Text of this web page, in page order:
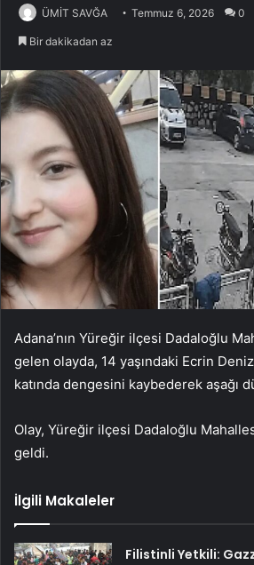
ÜMİT SAVĞA Temmuz 6, 2026 0
Bir dakikadan az
Adana’nın Yüreğir ilçesi Dadaloğlu
gelen olayda, 14 yaşındaki Ecrin
katında dengesini kaybederek aşağı
Olay, Yüreğir ilçesi Dadaloğlu
geldi.
İlgili Makaleler
Filistinli Yetkili: